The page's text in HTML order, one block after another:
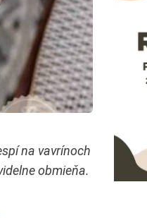
na vavrínoch
obmieňa.